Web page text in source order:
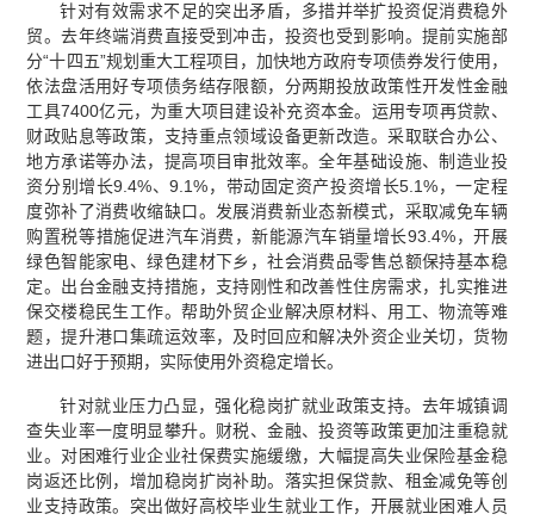
针对有效需求不足的突出矛盾，多措并举扩投资促消费稳外
贸。去年终端消费直接受到冲击，投资也受到影响。提前实施部
分“十四五”规划重大工程项目，加快地方政府专项债券发行使用，
依法盘活用好专项债务结存限额，分两期投放政策性开发性金融
工具7400亿元，为重大项目建设补充资本金。运用专项再贷款、
财政贴息等政策，支持重点领域设备更新改造。采取联合办公、
地方承诺等办法，提高项目审批效率。全年基础设施、制造业投
资分别增长9.4%、9.1%，带动固定资产投资增长5.1%，一定程
度弥补了消费收缩缺口。发展消费新业态新模式，采取减免车辆
购置税等措施促进汽车消费，新能源汽车销量增长93.4%，开展
绿色智能家电、绿色建材下乡，社会消费品零售总额保持基本稳
定。出台金融支持措施，支持刚性和改善性住房需求，扎实推进
保交楼稳民生工作。帮助外贸企业解决原材料、用工、物流等难
题，提升港口集疏运效率，及时回应和解决外资企业关切，货物
进出口好于预期，实际使用外资稳定增长。
针对就业压力凸显，强化稳岗扩就业政策支持。去年城镇调
查失业率一度明显攀升。财税、金融、投资等政策更加注重稳就
业。对困难行业企业社保费实施缓缴，大幅提高失业保险基金稳
岗返还比例，增加稳岗扩岗补助。落实担保贷款、租金减免等创
业支持政策。突出做好高校毕业生就业工作，开展就业困难人员